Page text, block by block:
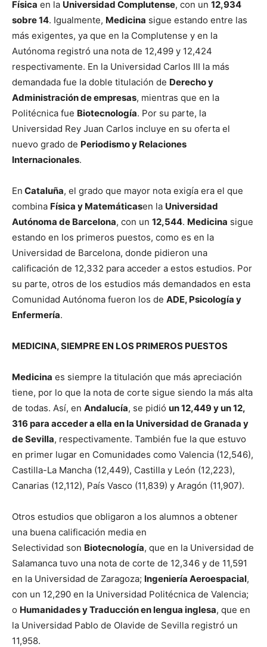
Física en la Universidad Complutense, con un 12,934
sobre 14. Igualmente, Medicina sigue estando entre las
más exigentes, ya que en la Complutense y en la
Autónoma registró una nota de 12,499 y 12,424
respectivamente. En la Universidad Carlos III la más
demandada fue la doble titulación de Derecho y
Administración de empresas, mientras que en la
Politécnica fue Biotecnología. Por su parte, la
Universidad Rey Juan Carlos incluye en su oferta el
nuevo grado de Periodismo y Relaciones
Internacionales.
En Cataluña, el grado que mayor nota exigía era el que
combina Física y Matemáticasen la Universidad
Autónoma de Barcelona, con un 12,544. Medicina sigue
estando en los primeros puestos, como es en la
Universidad de Barcelona, donde pidieron una
calificación de 12,332 para acceder a estos estudios. Por
su parte, otros de los estudios más demandados en esta
Comunidad Autónoma fueron los de ADE, Psicología y
Enfermería.
MEDICINA, SIEMPRE EN LOS PRIMEROS PUESTOS
Medicina es siempre la titulación que más apreciación
tiene, por lo que la nota de corte sigue siendo la más alta
de todas. Así, en Andalucía, se pidió un 12,449 y un 12,
316 para acceder a ella en la Universidad de Granada y
de Sevilla, respectivamente. También fue la que estuvo
en primer lugar en Comunidades como Valencia (12,546),
Castilla-La Mancha (12,449), Castilla y León (12,223),
Canarias (12,112), País Vasco (11,839) y Aragón (11,907).
Otros estudios que obligaron a los alumnos a obtener
una buena calificación media en
Selectividad son Biotecnología, que en la Universidad de
Salamanca tuvo una nota de corte de 12,346 y de 11,591
en la Universidad de Zaragoza; Ingeniería Aeroespacial,
con un 12,290 en la Universidad Politécnica de Valencia;
o Humanidades y Traducción en lengua inglesa, que en
la Universidad Pablo de Olavide de Sevilla registró un
11,958.